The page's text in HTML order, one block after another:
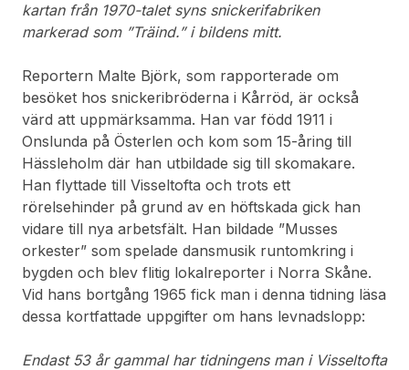
kartan från 1970-talet syns snickerifabriken
markerad som ”Träind.” i bildens mitt.
Reportern Malte Björk, som rapporterade om
besöket hos snickeribröderna i Kårröd, är också
värd att uppmärksamma. Han var född 1911 i
Onslunda på Österlen och kom som 15-åring till
Hässleholm där han utbildade sig till skomakare.
Han flyttade till Visseltofta och trots ett
rörelsehinder på grund av en höftskada gick han
vidare till nya arbetsfält. Han bildade ”Musses
orkester” som spelade dansmusik runtomkring i
bygden och blev flitig lokalreporter i Norra Skåne.
Vid hans bortgång 1965 fick man i denna tidning läsa
dessa kortfattade uppgifter om hans levnadslopp:
Endast 53 år gammal har tidningens man i Visseltofta